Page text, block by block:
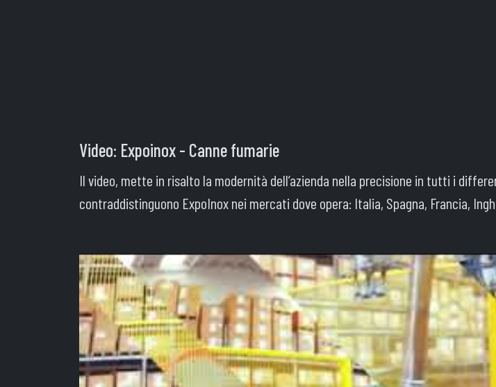
Video: Expoinox - Canne fumarie
Il video, mette in risalto la modernità dell’azienda nella precisione in tutti i
contraddistinguono ExpoInox nei mercati dove opera: Italia, Spagna, Francia,